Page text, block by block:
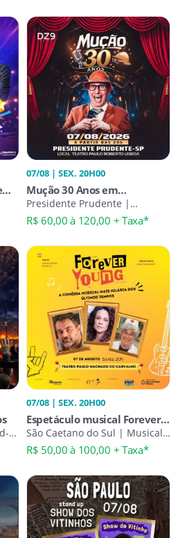
07/08 | SEX. 20H00
Mução 30 Anos em
Presidente Prudente
Presidente Prudente |
Comédia Stand-Up
R$ 60,00 à 120,00 + Taxa*
07/08 | SEX. 20H00
Espetáculo musical Forever
Young
São Caetano do Sul | Musical
Adulto
R$ 50,00 à 100,00 + Taxa*